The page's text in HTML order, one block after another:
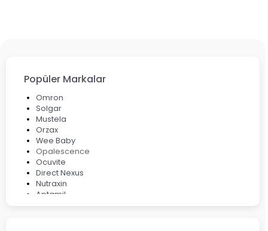
Popüler Markalar
Omron
Solgar
Mustela
Orzax
Wee Baby
Opalescence
Ocuvite
Direct Nexus
Nutraxin
Aptamil